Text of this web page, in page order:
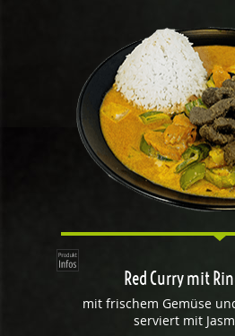
Red Curry mit
mit frischem Gemüse
serviert mit